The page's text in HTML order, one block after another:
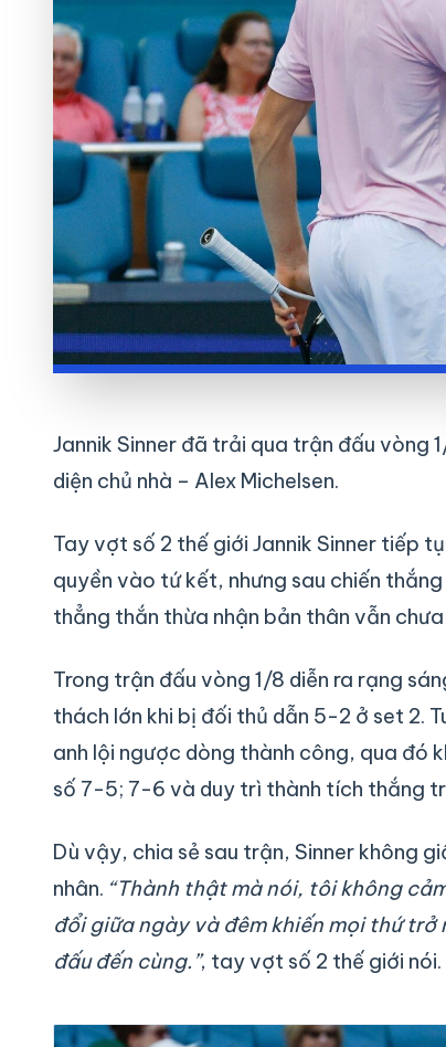
Jannik Sinner đã trải qua trận đấu vòng
diện chủ nhà – Alex Michelsen.
Tay vợt số 2 thế giới Jannik Sinner tiếp
quyền vào tứ kết, nhưng sau chiến
thẳng thắn thừa nhận bản thân vẫn
Trong trận đấu vòng 1/8 diễn ra rạng
thách lớn khi bị đối thủ dẫn 5-2 ở set 2.
anh lội ngược dòng thành công, qua đó
số 7-5; 7-6 và duy trì thành tích thắng
Dù vậy, chia sẻ sau trận, Sinner không
nhân. “Thành thật mà nói, tôi không
đổi giữa ngày và đêm khiến mọi thứ
đấu đến cùng.”, tay vợt số 2 thế giới nói.